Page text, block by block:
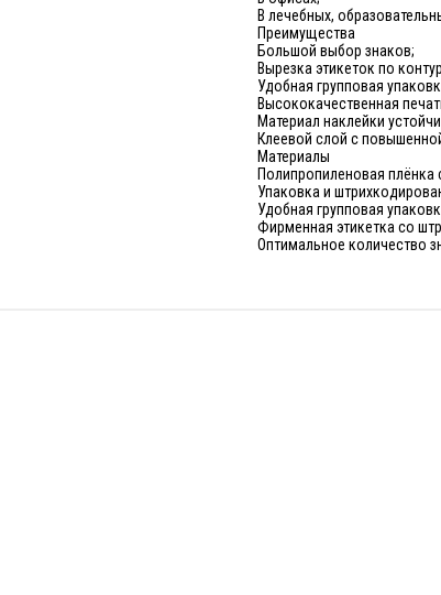
В лечебных,
Преимущества
Большой выбор знаков;
Вырезка этикеток по
Удобная групповая
Высококачественная
Материал наклейки
Клеевой слой с
Материалы
Полипропиленовая
Упаковка и
Удобная групповая
Фирменная этикетка со
Оптимальное количество